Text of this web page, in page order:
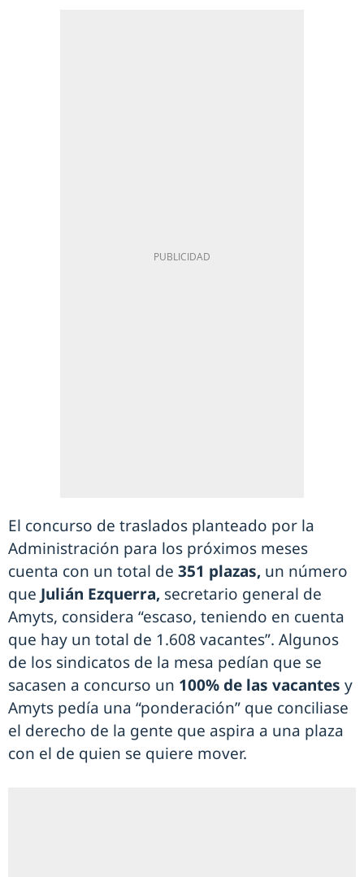
El concurso de traslados planteado por la
Administración para los próximos meses
cuenta con un total de 351 plazas, un número
que Julián Ezquerra, secretario general de
Amyts, considera “escaso, teniendo en cuenta
que hay un total de 1.608 vacantes”. Algunos
de los sindicatos de la mesa pedían que se
sacasen a concurso un 100% de las vacantes y
Amyts pedía una “ponderación” que conciliase
el derecho de la gente que aspira a una plaza
con el de quien se quiere mover.